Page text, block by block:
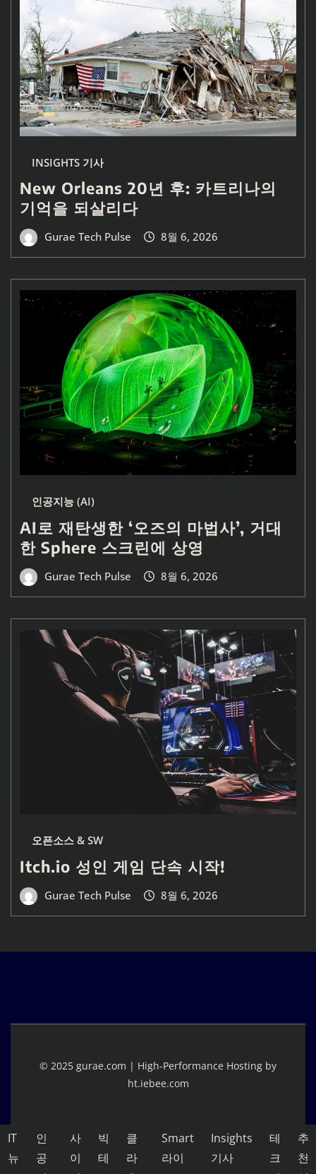
INSIGHTS 기사
New Orleans 20년 후: 카트리나의
기억을 되살리다
Gurae Tech Pulse 8월 6, 2026
인공지능 (AI)
AI로 재탄생한 ‘오즈의 마법사’, 거대
한 Sphere 스크린에 상영
Gurae Tech Pulse 8월 6, 2026
오픈소스 & SW
Itch.io 성인 게임 단속 시작!
Gurae Tech Pulse 8월 6, 2026
© 2025 gurae.com | High-Performance Hosting by
ht.iebee.com
IT
뉴
인
공
사
이
빅
테
클
라
Smart
라이
Insights
기사
테
크
추
천